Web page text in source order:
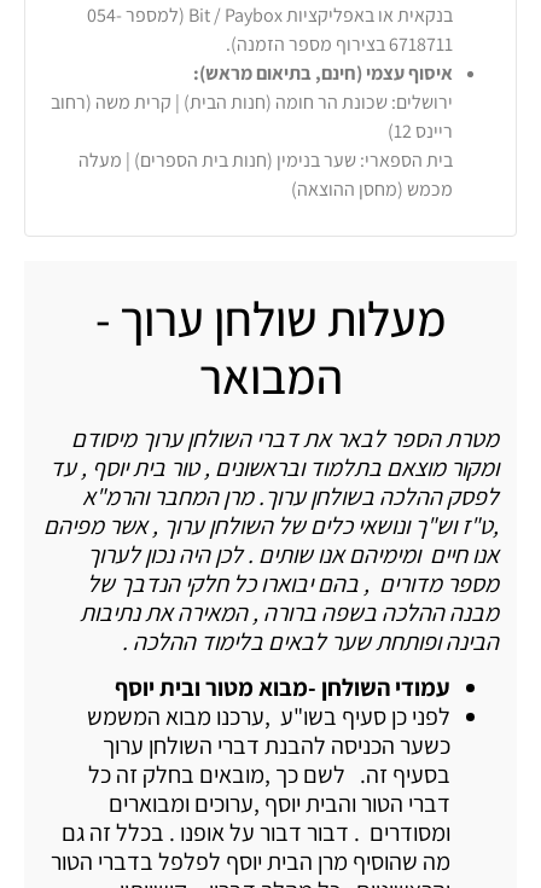
בנקאית או באפליקציות Bit / Paybox (למספר 054-
6718711 בצירוף מספר הזמנה).
איסוף עצמי (חינם, בתיאום מראש):
ירושלים: שכונת הר חומה (חנות הבית) | קרית משה (רחוב
ריינס 12)
בית הספארי: שער בנימין (חנות בית הספרים) | מעלה
מכמש (מחסן ההוצאה)
מעלות שולחן ערוך -
המבואר
מטרת הספר לבאר את דברי השולחן ערוך מיסודם
ומקור מוצאם בתלמוד ובראשונים , טור בית יוסף , עד
לפסק ההלכה בשולחן ערוך. מרן המחבר והרמ"א
,ט"ז וש"ך ונושאי כלים של השולחן ערוך , אשר מפיהם
אנו חיים ומימיהם אנו שותים . לכן היה נכון לערוך
מספר מדורים , בהם יבוארו כל חלקי הנדבך של
מבנה ההלכה בשפה ברורה , המאירה את נתיבות
הבינה ופותחת שער לבאים בלימוד ההלכה .
עמודי השולחן -מבוא מטור ובית יוסף
לפני כן סעיף בשו"ע ,ערכנו מבוא המשמש
כשער הכניסה להבנת דברי השולחן ערוך
בסעיף זה. לשם כך ,מובאים בחלק זה כל
דברי הטור והבית יוסף ,ערוכים ומבוארים
ומסודרים . דבור דבור על אופנו . בכלל זה גם
מה שהוסיף מרן הבית יוסף לפלפל בדברי הטור